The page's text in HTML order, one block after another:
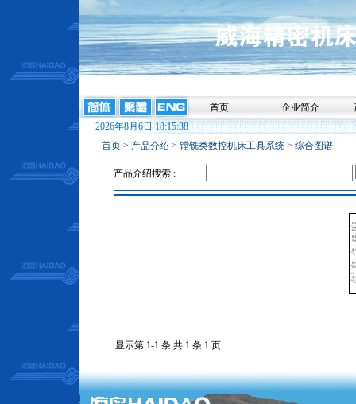
首页 企业简介
2026年8月6日 18:15:38
首页> 产品介绍 > 镗铣类数控机床工具系统> 综合图谱
产品介绍搜索 :
显示第 1-1 条 共 1 条 1 页